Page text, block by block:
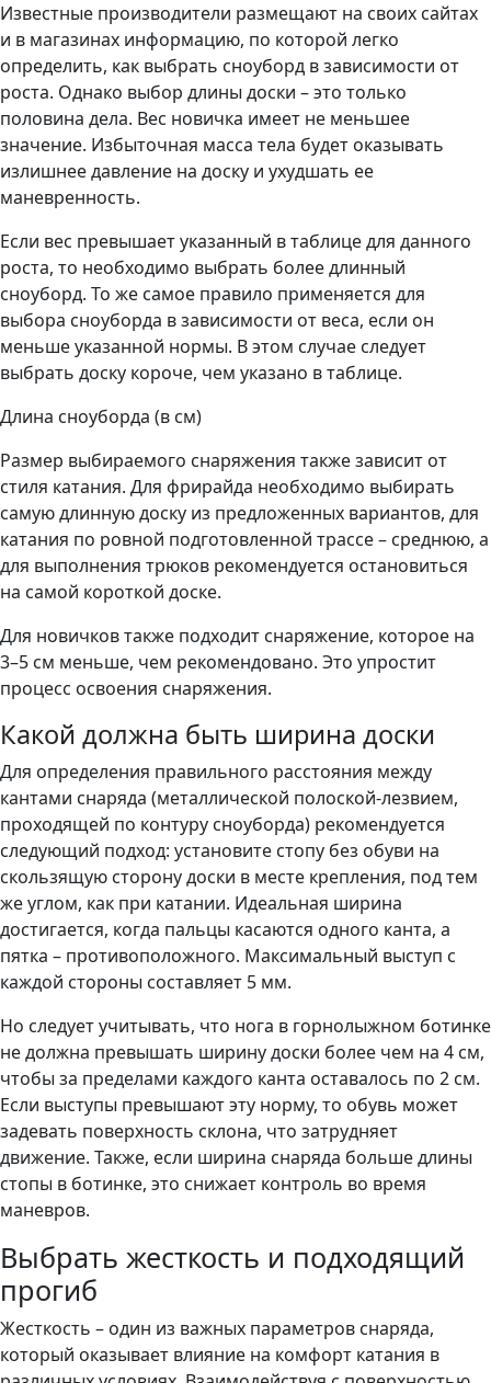
Известные производители размещают на своих сайтах
и в магазинах информацию, по которой легко
определить, как выбрать сноуборд в зависимости от
роста. Однако выбор длины доски – это только
половина дела. Вес новичка имеет не меньшее
значение. Избыточная масса тела будет оказывать
излишнее давление на доску и ухудшать ее
маневренность.
Если вес превышает указанный в таблице для данного
роста, то необходимо выбрать более длинный
сноуборд. То же самое правило применяется для
выбора сноуборда в зависимости от веса, если он
меньше указанной нормы. В этом случае следует
выбрать доску короче, чем указано в таблице.
Длина сноуборда (в см)
Размер выбираемого снаряжения также зависит от
стиля катания. Для фрирайда необходимо выбирать
самую длинную доску из предложенных вариантов, для
катания по ровной подготовленной трассе – среднюю, а
для выполнения трюков рекомендуется остановиться
на самой короткой доске.
Для новичков также подходит снаряжение, которое на
3–5 см меньше, чем рекомендовано. Это упростит
процесс освоения снаряжения.
Какой должна быть ширина доски
Для определения правильного расстояния между
кантами снаряда (металлической полоской-лезвием,
проходящей по контуру сноуборда) рекомендуется
следующий подход: установите стопу без обуви на
скользящую сторону доски в месте крепления, под тем
же углом, как при катании. Идеальная ширина
достигается, когда пальцы касаются одного канта, а
пятка – противоположного. Максимальный выступ с
каждой стороны составляет 5 мм.
Но следует учитывать, что нога в горнолыжном ботинке
не должна превышать ширину доски более чем на 4 см,
чтобы за пределами каждого канта оставалось по 2 см.
Если выступы превышают эту норму, то обувь может
задевать поверхность склона, что затрудняет
движение. Также, если ширина снаряда больше длины
стопы в ботинке, это снижает контроль во время
маневров.
Выбрать жесткость и подходящий
прогиб
Жесткость – один из важных параметров снаряда,
который оказывает влияние на комфорт катания в